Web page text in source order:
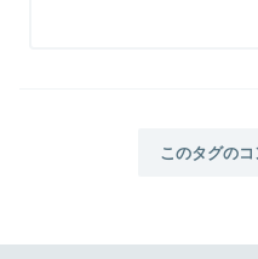
このタグの